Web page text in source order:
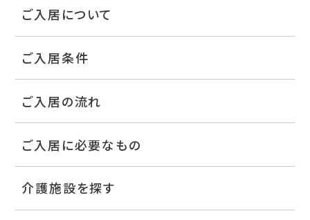
ご入居について
ご入居条件
ご入居の流れ
ご入居に必要なもの
介護施設を探す